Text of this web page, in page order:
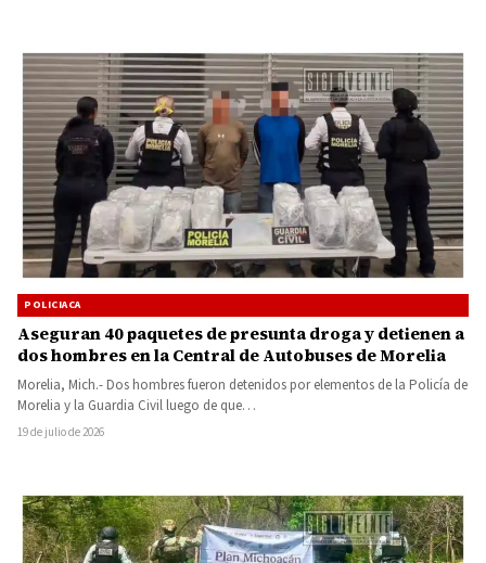
POLICIACA
Aseguran 40 paquetes de presunta droga y detienen a
dos hombres en la Central de Autobuses de Morelia
Morelia, Mich.- Dos hombres fueron detenidos por elementos de la Policía de
Morelia y la Guardia Civil luego de que…
19 de julio de 2026